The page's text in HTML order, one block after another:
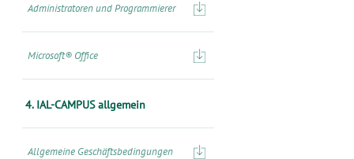
Administratoren und Programmierer
Microsoft® Office
4. IAL-CAMPUS allgemein
Allgemeine Geschäftsbedingungen